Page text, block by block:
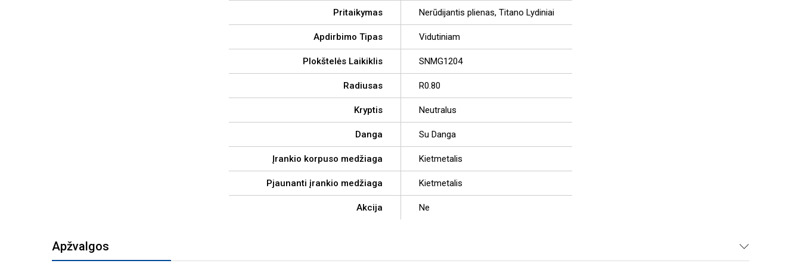
Pritaikymas Nerūdijantis plienas, Titano Lydiniai
Apdirbimo Tipas Vidutiniam
Plokštelės Laikiklis SNMG1204
Radiusas R0.80
Kryptis Neutralus
Danga Su Danga
Įrankio korpuso medžiaga Kietmetalis
Pjaunanti įrankio medžiaga Kietmetalis
Akcija Ne
Apžvalgos